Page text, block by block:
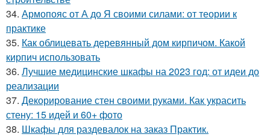
34. Армопояс от А до Я своими силами: от теории к
практике
35. Как облицевать деревянный дом кирпичом. Какой
кирпич использовать
36. Лучшие медицинские шкафы на 2023 год: от идеи до
реализации
37. Декорирование стен своими руками. Как украсить
стену: 15 идей и 60+ фото
38. Шкафы для раздевалок на заказ Практик.